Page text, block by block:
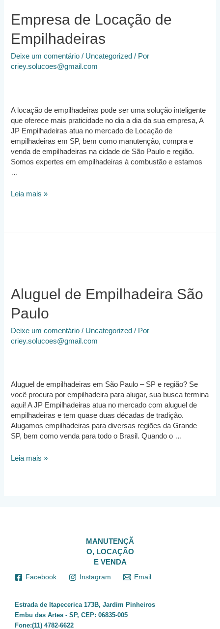
Empresa de Locação de
Empilhadeiras
Deixe um comentário / Uncategorized / Por
criey.solucoes@gmail.com
A locação de empilhadeiras pode ser uma solução inteligente
que oferece mais praticidade no dia a dia da sua empresa, A
JP Empilhadeiras atua no mercado de Locação de
empilhadeiras em SP, bem como manutenção, compra e
venda de empilhadeiras na cidade de São Paulo e região.
Somos expertes em empilhadeiras à combustão e estamos
…
Empresa
Empilhadeiras
Leia mais »
Aluguel de Empilhadeira São
Paulo
Deixe um comentário / Uncategorized / Por
criey.solucoes@gmail.com
Aluguel de empilhadeiras em São Paulo – SP e região? Se
você procura por empilhadeira para alugar, sua busca termina
aqui! A JP Empilhadeiras atua no mercado com aluguel de
empilhadeiras e tem quase duas décadas de tradição.
Alugamos empilhadeiras para diversas regiões da Grande
SP, bem como venda para todo o Brasil. Quando o …
Aluguel
Leia mais »
MANUTENÇÃ
O, LOCAÇÃO
E VENDA
Facebook Instagram Email
Estrada de Itapecerica 173B, Jardim Pinheiros
Embu das Artes - SP, CEP: 06835-005
Fone:(11) 4782-6622